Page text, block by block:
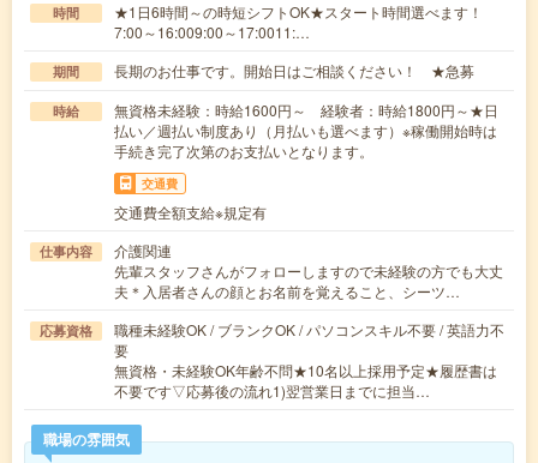
時間
★1日6時間～の時短シフトOK★スタート時間選べます！
7:00～16:009:00～17:0011:…
期間 長期のお仕事です。開始日はご相談ください！ ★急募
時給
無資格未経験：時給1600円～ 経験者：時給1800円～★日
払い／週払い制度あり（月払いも選べます）※稼働開始時は
手続き完了次第のお支払いとなります。
交通費
交通費全額支給※規定有
仕事内容
介護関連
先輩スタッフさんがフォローしますので未経験の方でも大丈
夫＊入居者さんの顔とお名前を覚えること、シーツ…
応募資格
職種未経験OK / ブランクOK / パソコンスキル不要 / 英語力不
要
無資格・未経験OK年齢不問★10名以上採用予定★履歴書は
不要です▽応募後の流れ1)翌営業日までに担当…
職場の雰囲気